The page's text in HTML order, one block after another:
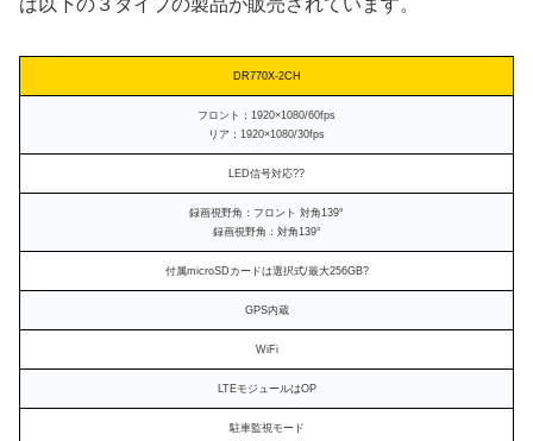
DR770X-2CH
フロント：1920×1080/60fps
リア：1920×1080/30fps
LED信号対応??
録画視野角：フロント 対角139°
録画視野角：対角139°
付属microSDカードは選択式/最大256GB?
GPS内蔵
WiFi
LTEモジュールはOP
駐車監視モード